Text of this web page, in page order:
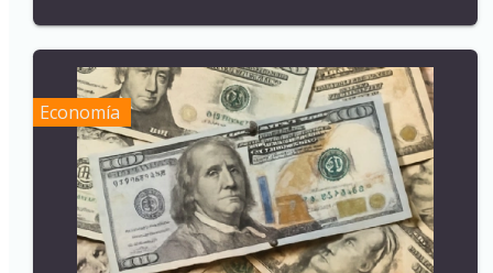
Economía